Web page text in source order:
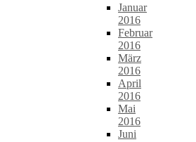
Januar
2016
Februar
2016
März
2016
April
2016
Mai
2016
Juni